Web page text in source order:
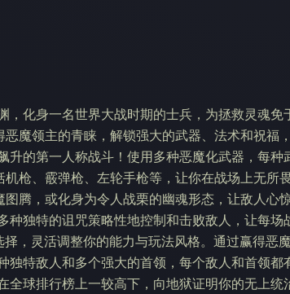
，化身一名世界大战时期的士兵，为拯救灵魂免
魔领主的青睐，解锁强大的武器、法术和祝福
升的第一人称战斗！使用多种恶魔化武器，每种
枪、霰弹枪、左轮手枪等，让你在战场上无所
腾，或化身为令人战栗的幽魂形态，让敌人心
种独特的诅咒策略性地控制和击败敌人，让每场
，灵活调整你的能力与玩法风格。通过赢得恶
独特敌人和多个强大的首领，每个敌人和首领都
球排行榜上一较高下，向地狱证明你的无上统